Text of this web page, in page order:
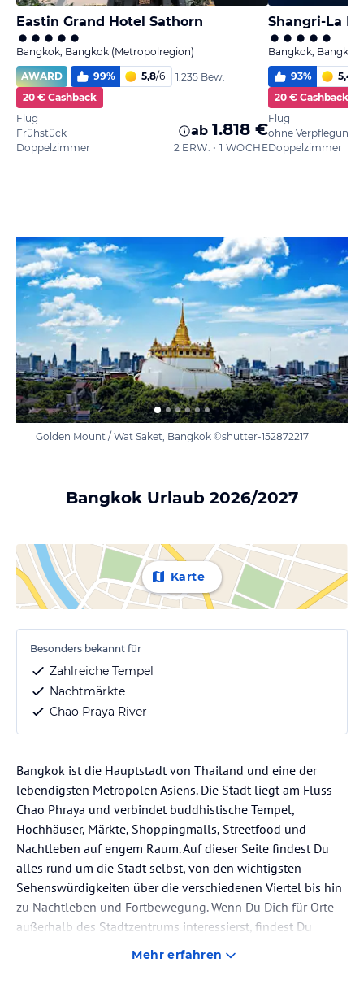
Eastin Grand Hotel Sathorn
Bangkok, Bangkok (Metropolregion)
AWARD
99% 5,8/6
1.235 Bew.
20 € Cashback
Flug
Frühstück
Doppelzimmer
ab 1.818 €
2 ERW. • 1 WOCHE
Shangri-La
Bangkok,
93% 5,4
20 € Cashback
Flug
ohne Verpflegung
Doppelzimmer
Golden Mount / Wat Saket, Bangkok ©shutter-152872217
Bangkok Urlaub 2026/2027
Besonders bekannt für
Zahlreiche Tempel
Nachtmärkte
Chao Praya River
Karte
Bangkok ist die Hauptstadt von Thailand und eine der
lebendigsten Metropolen Asiens. Die Stadt liegt am Fluss
Chao Phraya und verbindet buddhistische Tempel,
Hochhäuser, Märkte, Shoppingmalls, Streetfood und
Nachtleben auf engem Raum. Auf dieser Seite findest Du
alles rund um die Stadt selbst, von den wichtigsten
Sehenswürdigkeiten über die verschiedenen Viertel bis hin
zu Nachtleben und Fortbewegung. Wenn Du Dich für Orte
außerhalb des Stadtzentrums interessierst, findest Du
weitere Infos auf unserer
Seite zur Metropolregion
Mehr erfahren